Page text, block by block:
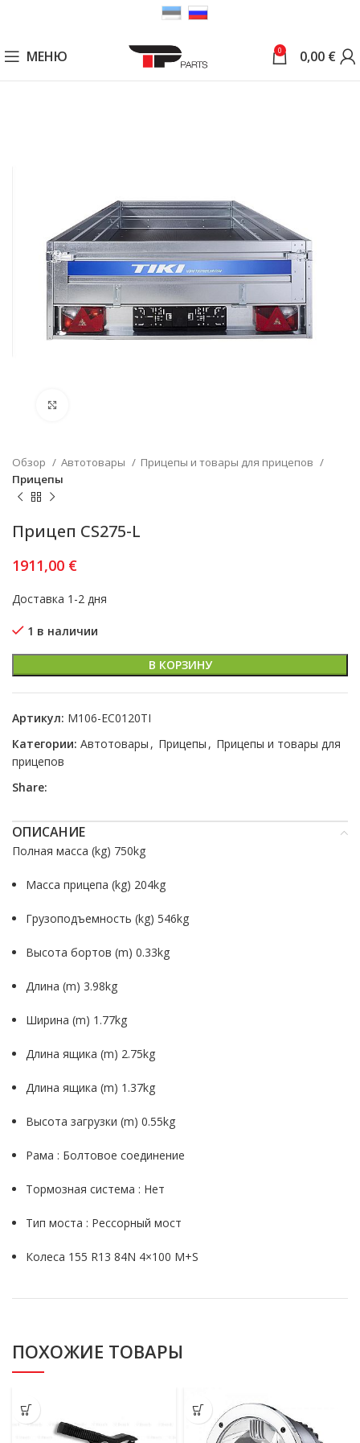
МЕНЮ 0 0,00 €
Обзор Автотовары
Прицепы и товары для прицепов
Прицепы
Прицеп CS275-L
1911,00 €
Доставка 1-2 дня
1 в наличии
В КОРЗИНУ
Артикул: M106-EC0120TI
Категории: Автотовары , Прицепы , Прицепы и товары для
прицепов
Share:
ОПИСАНИЕ
Полная масса (kg) 750kg
Масса прицепа (kg) 204kg
Грузоподъемность (kg) 546kg
Bысота бортов (m) 0.33kg
Длина (m) 3.98kg
Ширина (m) 1.77kg
Длина ящика (m) 2.75kg
Длина ящика (m) 1.37kg
Высота загрузки (m) 0.55kg
Pама : Болтовое соединение
Тормозная система : Нет
Тип моста : Рессорный мост
Колеса 155 R13 84N 4×100 M+S
ПОХОЖИЕ ТОВАРЫ